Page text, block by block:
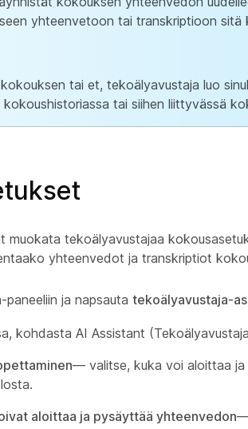
yhteenvetoon tai transkriptioon
tai et, tekoälyavustaja luo
tai siihen liittyvässä
muokata tekoälyavustajaa
yhteenvedot ja transkriptiot
ja napsauta tekoälyavustaja-
kohdasta AI Assistant
— valitse, kuka voi aloittaa
aloittaa ja pysäyttää yhteenvedon